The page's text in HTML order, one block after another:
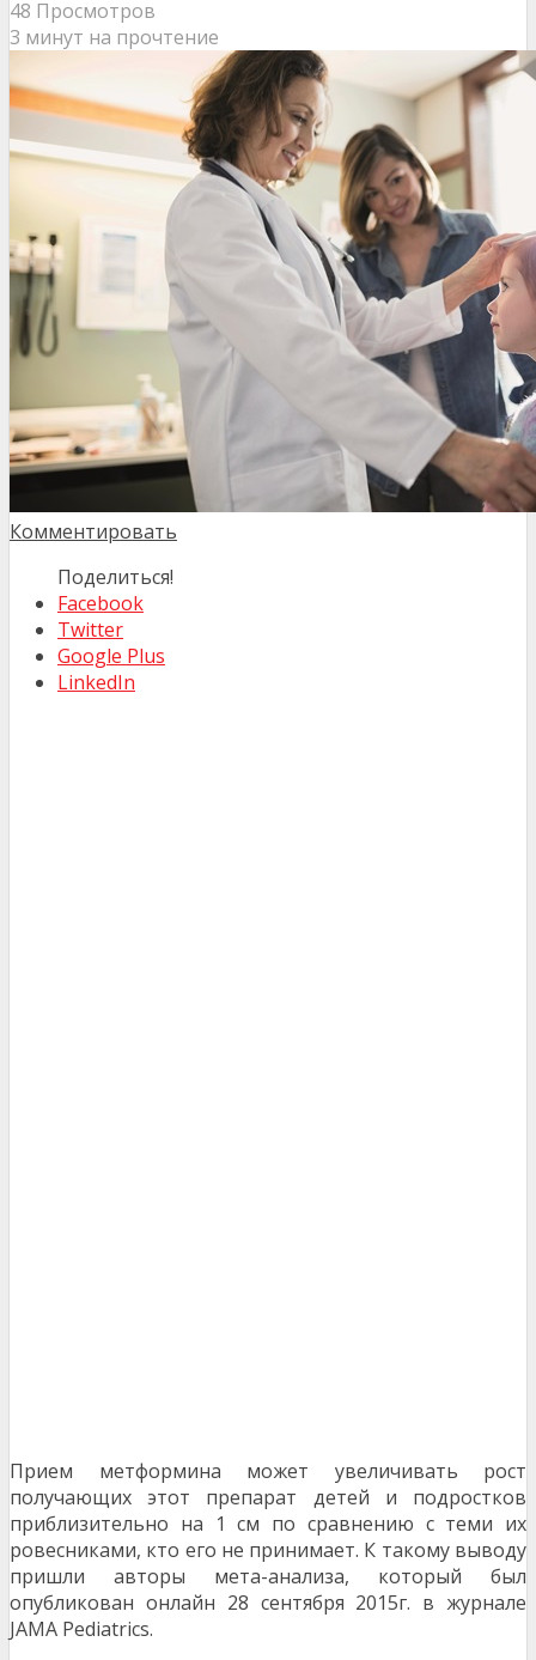
48 Просмотров
3 минут на прочтение
Комментировать
Поделиться!
Facebook
Twitter
Google Plus
LinkedIn
Прием метформина может увеличивать рост
получающих этот препарат детей и подростков
приблизительно на 1 см по сравнению с теми их
ровесниками, кто его не принимает. К такому выводу
пришли авторы мета-анализа, который был
опубликован онлайн 28 сентября 2015г. в журнале
JAMA Pediatrics.